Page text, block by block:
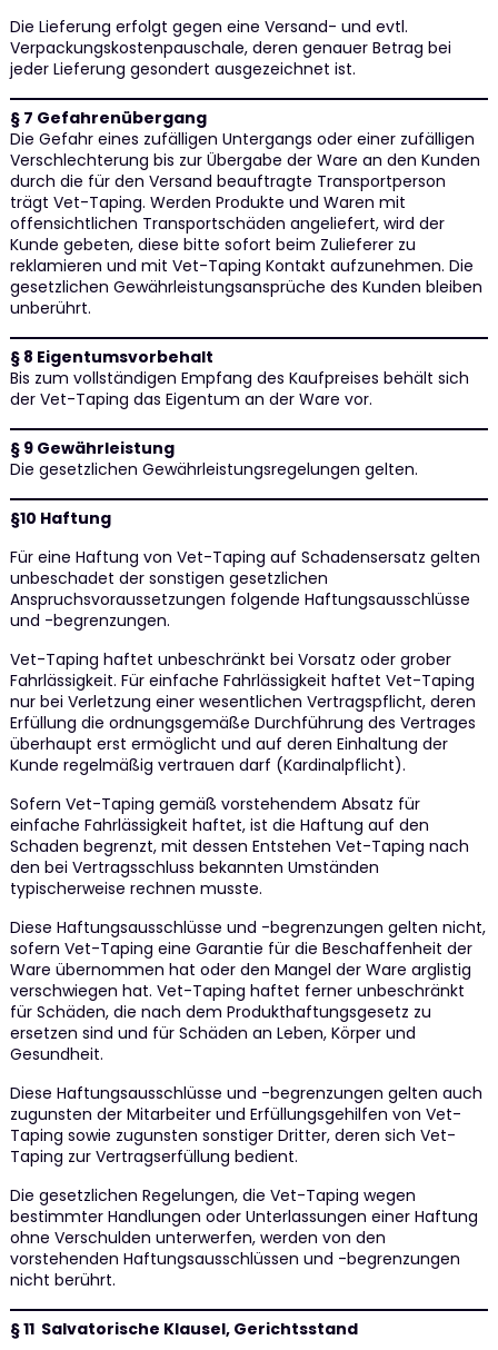
Die Lieferung erfolgt gegen eine Versand- und evtl.
Verpackungskostenpauschale, deren genauer Betrag bei
jeder Lieferung gesondert ausgezeichnet ist.
§ 7 Gefahrenübergang
Die Gefahr eines zufälligen Untergangs oder einer zufälligen
Verschlechterung bis zur Übergabe der Ware an den Kunden
durch die für den Versand beauftragte Transportperson
trägt Vet-Taping. Werden Produkte und Waren mit
offensichtlichen Transportschäden angeliefert, wird der
Kunde gebeten, diese bitte sofort beim Zulieferer zu
reklamieren und mit Vet-Taping Kontakt aufzunehmen. Die
gesetzlichen Gewährleistungsansprüche des Kunden bleiben
unberührt.
§ 8 Eigentumsvorbehalt
Bis zum vollständigen Empfang des Kaufpreises behält sich
der Vet-Taping das Eigentum an der Ware vor.
§ 9 Gewährleistung
Die gesetzlichen Gewährleistungsregelungen gelten.
§10 Haftung
Für eine Haftung von Vet-Taping auf Schadensersatz gelten
unbeschadet der sonstigen gesetzlichen
Anspruchsvoraussetzungen folgende Haftungsausschlüsse
und -begrenzungen.
Vet-Taping haftet unbeschränkt bei Vorsatz oder grober
Fahrlässigkeit. Für einfache Fahrlässigkeit haftet Vet-Taping
nur bei Verletzung einer wesentlichen Vertragspflicht, deren
Erfüllung die ordnungsgemäße Durchführung des Vertrages
überhaupt erst ermöglicht und auf deren Einhaltung der
Kunde regelmäßig vertrauen darf (Kardinalpflicht).
Sofern Vet-Taping gemäß vorstehendem Absatz für
einfache Fahrlässigkeit haftet, ist die Haftung auf den
Schaden begrenzt, mit dessen Entstehen Vet-Taping nach
den bei Vertragsschluss bekannten Umständen
typischerweise rechnen musste.
Diese Haftungsausschlüsse und -begrenzungen gelten nicht,
sofern Vet-Taping eine Garantie für die Beschaffenheit der
Ware übernommen hat oder den Mangel der Ware arglistig
verschwiegen hat. Vet-Taping haftet ferner unbeschränkt
für Schäden, die nach dem Produkthaftungsgesetz zu
ersetzen sind und für Schäden an Leben, Körper und
Gesundheit.
Diese Haftungsausschlüsse und -begrenzungen gelten auch
zugunsten der Mitarbeiter und Erfüllungsgehilfen von Vet-
Taping sowie zugunsten sonstiger Dritter, deren sich Vet-
Taping zur Vertragserfüllung bedient.
Die gesetzlichen Regelungen, die Vet-Taping wegen
bestimmter Handlungen oder Unterlassungen einer Haftung
ohne Verschulden unterwerfen, werden von den
vorstehenden Haftungsausschlüssen und -begrenzungen
nicht berührt.
§ 11 Salvatorische Klausel, Gerichtsstand